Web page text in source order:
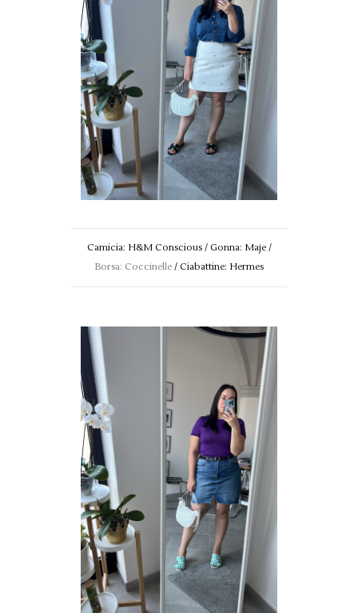
Camicia: H&M Conscious / Gonna: Maje /
Borsa: Coccinelle / Ciabattine: Hermes